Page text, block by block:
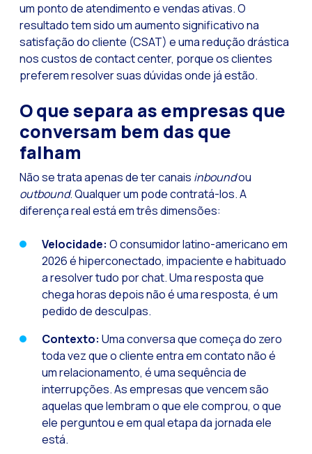
um ponto de atendimento e vendas ativas. O
resultado tem sido um aumento significativo na
satisfação do cliente (CSAT) e uma redução drástica
nos custos de contact center, porque os clientes
preferem resolver suas dúvidas onde já estão.
O que separa as empresas que
conversam bem das que
falham
Não se trata apenas de ter canais inboundou
outbound. Qualquer um pode contratá-los. A
diferença real está em três dimensões:
Velocidade: O consumidor latino-americano em
2026 é hiperconectado, impaciente e habituado
a resolver tudo por chat. Uma resposta que
chega horas depois não é uma resposta, é um
pedido de desculpas.
Contexto: Uma conversa que começa do zero
toda vez que o cliente entra em contato não é
um relacionamento, é uma sequência de
interrupções. As empresas que vencem são
aquelas que lembram o que ele comprou, o que
ele perguntou e em qual etapa da jornada ele
está.